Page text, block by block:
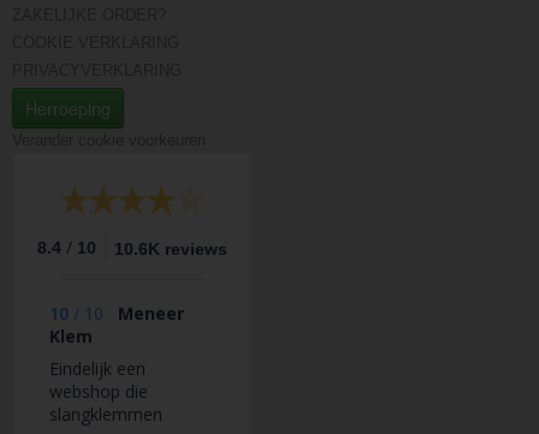
Herroeping
8.4 / 10 10.6K reviews
10 / 10
Meneer
Klem
Eindelijk een
webshop die
slangklemmen